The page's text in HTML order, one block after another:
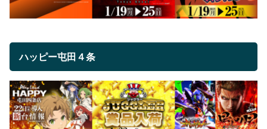
ハッピー屯田４条